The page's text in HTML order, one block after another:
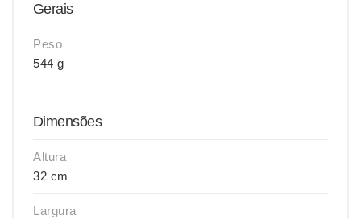
Gerais
Peso
544 g
Dimensões
Altura
32 cm
Largura